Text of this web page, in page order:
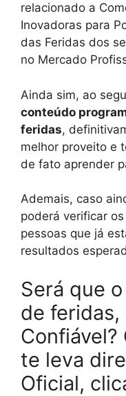
relacionado a
Inovadoras para
das Feridas dos
no Mercado
Ainda sim, ao
conteúdo
feridas,
melhor proveito e
de fato aprender
Ademais, caso
poderá verificar os
pessoas que já
resultados
Será que
de feridas,
Confiável?
te leva
Oficial,